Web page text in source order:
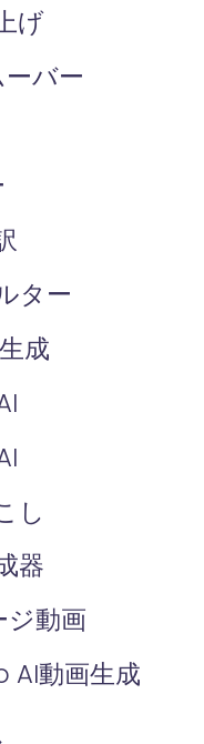
げ
バー
ター
成
し
器
動画
AI動画生成